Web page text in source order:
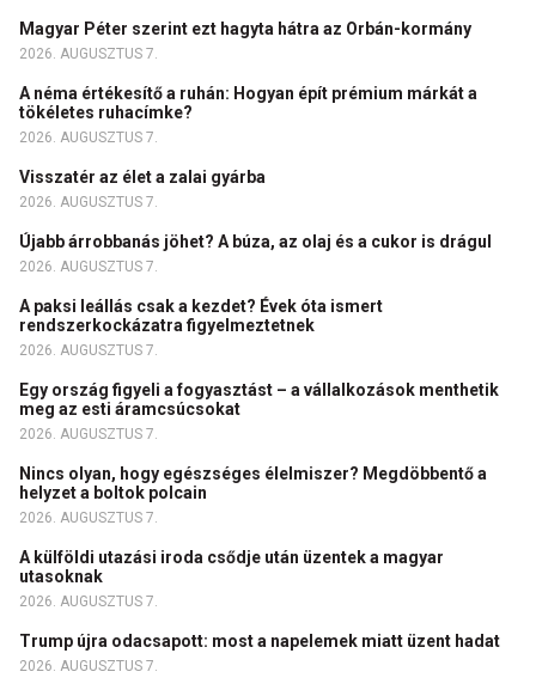
Magyar Péter szerint ezt hagyta hátra az Orbán-kormány
2026. AUGUSZTUS 7.
A néma értékesítő a ruhán: Hogyan épít prémium márkát a
tökéletes ruhacímke?
2026. AUGUSZTUS 7.
Visszatér az élet a zalai gyárba
2026. AUGUSZTUS 7.
Újabb árrobbanás jöhet? A búza, az olaj és a cukor is drágul
2026. AUGUSZTUS 7.
A paksi leállás csak a kezdet? Évek óta ismert
rendszerkockázatra figyelmeztetnek
2026. AUGUSZTUS 7.
Egy ország figyeli a fogyasztást – a vállalkozások menthetik
meg az esti áramcsúcsokat
2026. AUGUSZTUS 7.
Nincs olyan, hogy egészséges élelmiszer? Megdöbbentő a
helyzet a boltok polcain
2026. AUGUSZTUS 7.
A külföldi utazási iroda csődje után üzentek a magyar
utasoknak
2026. AUGUSZTUS 7.
Trump újra odacsapott: most a napelemek miatt üzent hadat
2026. AUGUSZTUS 7.